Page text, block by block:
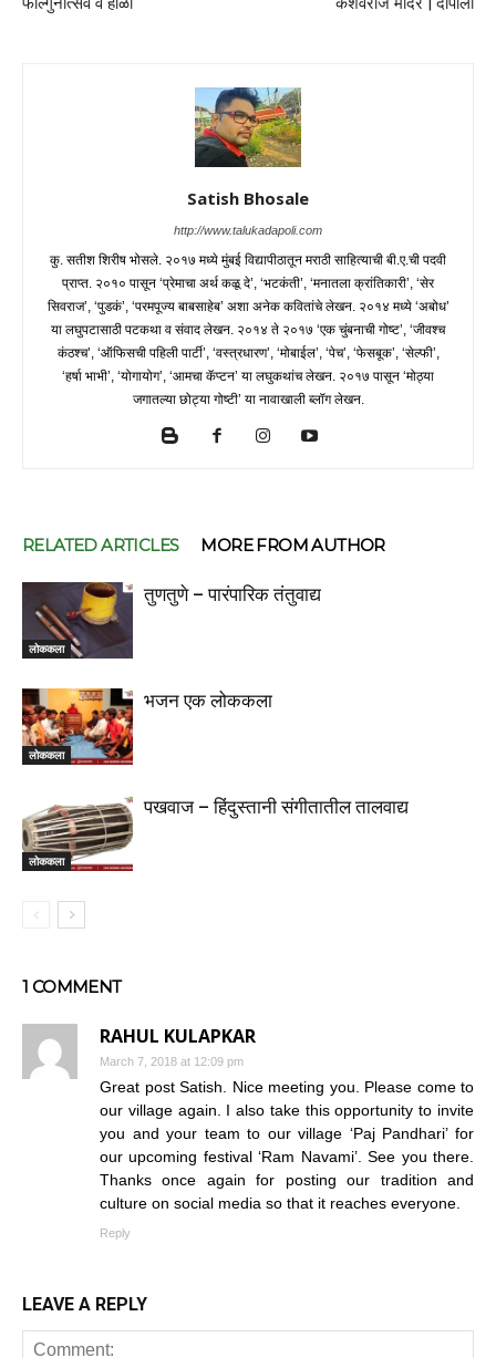
Satish Bhosale
http://www.talukadapoli.com
कु. सतीश शिरीष भोसले. २०१७ मध्ये मुंबई विद्यापीठातून मराठी साहित्याची बी.ए.ची पदवी
प्राप्त. २०१० पासून ‘प्रेमाचा अर्थ कळू दे’, ‘भटकंती’, ‘मनातला क्रांतिकारी’, ‘सेर
सिवराज’, ‘पुडकं’, ‘परमपूज्य बाबसाहेब’ अशा अनेक कवितांचे लेखन. २०१४ मध्ये ‘अबोध’
या लघुपटासाठी पटकथा व संवाद लेखन. २०१४ ते २०१७ ‘एक चुंबनाची गोष्ट’, ‘जीवश्च
कंठश्च’, ‘ऑफिसची पहिली पार्टी’, ‘वस्त्रधारण’, ‘मोबाईल’, ‘पेच’, ‘फेसबूक’, ‘सेल्फी’,
‘हर्षा भाभी’, ‘योगायोग’, ‘आमचा कॅप्टन’ या लघुकथांच लेखन. २०१७ पासून ‘मोठ्या
जगातल्या छोट्या गोष्टी’ या नावाखाली ब्लॉग लेखन.
RELATED ARTICLES MORE FROM AUTHOR
लोककला
तुणतुणे – पारंपारिक तंतुवाद्य
लोककला
भजन एक लोककला
लोककला
पखवाज – हिंदुस्तानी संगीतातील तालवाद्य
1 COMMENT
RAHUL KULAPKAR
March 7, 2018 at 12:09 pm
Great post Satish. Nice meeting you. Please come to
our village again. I also take this opportunity to invite
you and your team to our village ‘Paj Pandhari’ for
our upcoming festival ‘Ram Navami’. See you there.
Thanks once again for posting our tradition and
culture on social media so that it reaches everyone.
Reply
LEAVE A REPLY